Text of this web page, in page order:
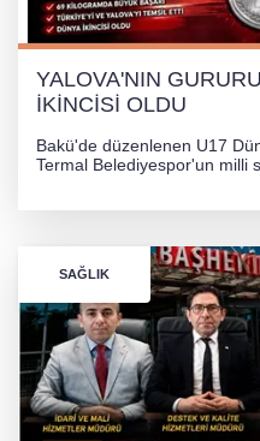
YALOVA'NIN
İKİNCİSİ OLDU
Bakü'de düzenlenen U17
Termal Belediyespor'un milli
SAĞLIK